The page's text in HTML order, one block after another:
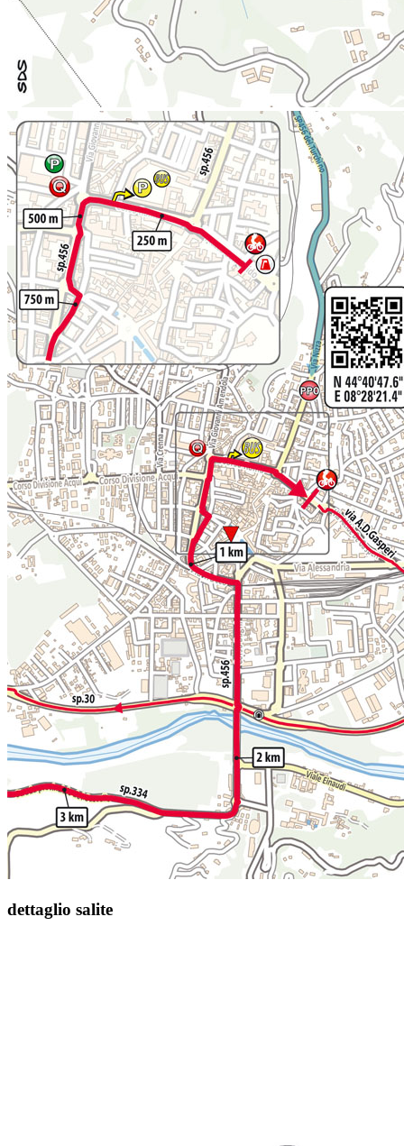
dettaglio salite